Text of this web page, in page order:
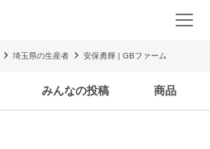
埼玉県の生産者 安保勇輝 | GBファーム
みんなの投稿 商品